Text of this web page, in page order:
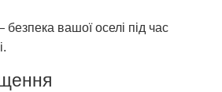
вашої оселі під час